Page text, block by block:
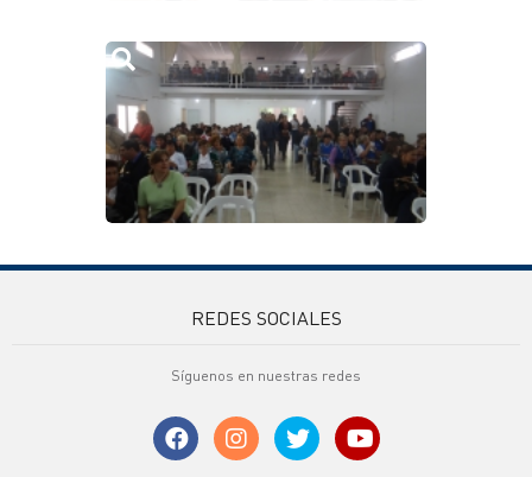
REDES SOCIALES
Síguenos en nuestras redes